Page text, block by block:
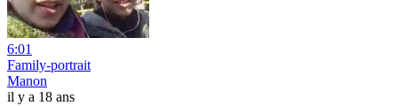
6:01
Family-portrait
Manon
il y a 18 ans